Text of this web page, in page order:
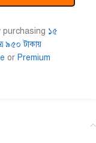
purchasing ১৫
৯৫০ টাকায়
or Premium